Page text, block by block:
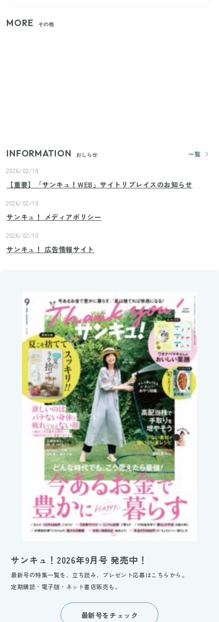
MORE その他
INFORMATION おしらせ
一覧
2026/02/18
【重要】「サンキュ！WEB」サイトリプレイスのお知らせ
2026/02/10
サンキュ！ メディアポリシー
2026/02/10
サンキュ！ 広告情報サイト
サンキュ！2026年9月号 発売中！
最新号の特集一覧を、立ち読み、プレゼント応募はこちらから。
定期購読・電子版・ネット書店販売も。
最新号をチェック